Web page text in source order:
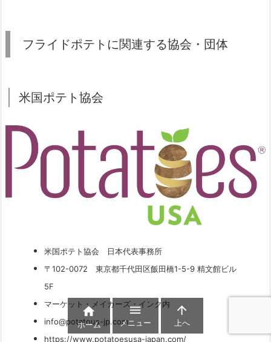
フライドポテトに関連する協会・団体
米国ポテト協会
米国ポテト協会 日本代表事務所
〒102-0072 東京都千代田区飯田橋1-5-9 精文館ビル
5F
マーケット・メイカーズ・インク内
info@potatous-jp.com
https://www.potatoesusa-japan.com/

ホーム

メニュー

上へ